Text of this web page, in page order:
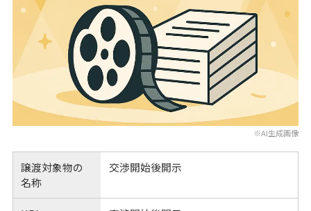
※AI生成画像
譲渡対象物の
名称
交渉開始後開示